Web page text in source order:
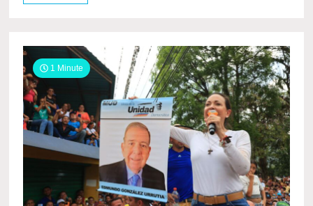
de
un
cambio
en
Venezuela
1 Minute